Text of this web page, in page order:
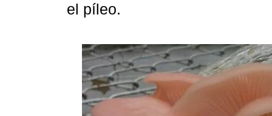
el píleo.